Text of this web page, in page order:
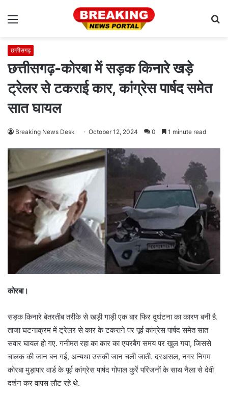
Menu
छत्तीसगढ़
छत्तीसगढ़-कोरबा में सड़क किनारे खड़े
ट्रेलर से टकराई कार, कांग्रेस पार्षद समेत
सात घायल
Breaking News Desk October 12, 2024 0 1 minute read
कोरबा।
सड़क किनारे बेतरतीब तरीके से खड़ी गाड़ी एक बार फिर दुर्घटना का कारण बनी है.
ताजा घटनाक्रम में ट्रेलर से कार के टकराने पर पूर्व कांग्रेस पार्षद समेत सात
सवार घायल हो गए. गनीमत रहा का कार का एयरबैग समय पर खुल गया, जिससे
चालक की जान बन गई, अन्यथा उसकी जान चली जाती. दरअसल, नगर निगम
कोरबा मुड़ापार वार्ड के पूर्व कांग्रेस पार्षद गोपाल कुर्रे परिजनों के साथ नैला से देवी
दर्शन कर वापस लौट रहे थे.